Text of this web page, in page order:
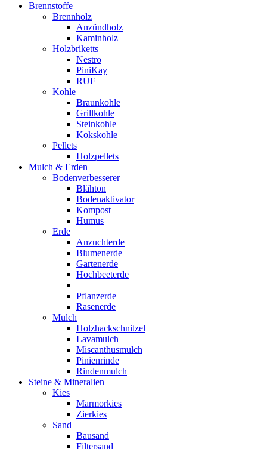
Brennstoffe
Brennholz
Anzündholz
Kaminholz
Holzbriketts
Nestro
PiniKay
RUF
Kohle
Braunkohle
Grillkohle
Steinkohle
Kokskohle
Pellets
Holzpellets
Mulch & Erden
Bodenverbesserer
Blähton
Bodenaktivator
Kompost
Humus
Erde
Anzuchterde
Blumenerde
Gartenerde
Hochbeeterde
Pflanzerde
Rasenerde
Mulch
Holzhackschnitzel
Lavamulch
Miscanthusmulch
Pinienrinde
Rindenmulch
Steine & Mineralien
Kies
Marmorkies
Zierkies
Sand
Bausand
Filtersand